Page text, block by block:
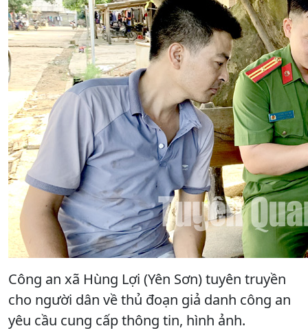
Công an xã Hùng Lợi (Yên Sơn) tuyên truyền
cho người dân về thủ đoạn giả danh công an
yêu cầu cung cấp thông tin, hình ảnh.